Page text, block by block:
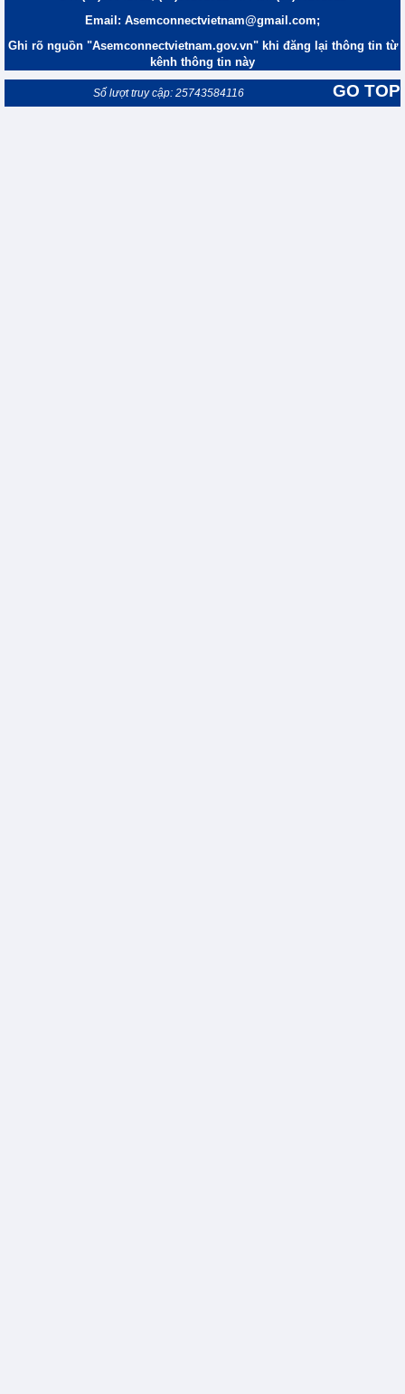
Email: Asemconnectvietnam@gmail.com;
Ghi rõ nguồn "Asemconnectvietnam.gov.vn" khi đăng lại thông tin từ
kênh thông tin này
GO TOP
Số lượt truy cập: 25743584116